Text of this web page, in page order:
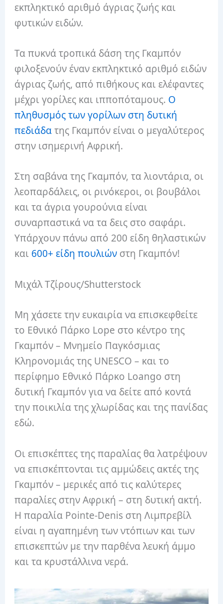
εκπληκτικό αριθμό άγριας ζωής και
φυτικών ειδών.
Τα πυκνά τροπικά δάση της Γκαμπόν
φιλοξενούν έναν εκπληκτικό αριθμό ειδών
άγριας ζωής, από πιθήκους και ελέφαντες
μέχρι γορίλες και ιπποπόταμους. Ο
πληθυσμός των γορίλων στη δυτική
πεδιάδατης Γκαμπόν είναι ο μεγαλύτερος
στην ισημερινή Αφρική.
Στη σαβάνα της Γκαμπόν, τα λιοντάρια, οι
λεοπαρδάλεις, οι ρινόκεροι, οι βουβάλοι
και τα άγρια ​​γουρούνια είναι
συναρπαστικά να τα δεις στο σαφάρι.
Υπάρχουν πάνω από 200 είδη θηλαστικών
και 600+ είδη πουλιών στη Γκαμπόν!
Μιχάλ Τζίρους/Shutterstock
Μη χάσετε την ευκαιρία να επισκεφθείτε
το Εθνικό Πάρκο Lope στο κέντρο της
Γκαμπόν – Μνημείο Παγκόσμιας
Κληρονομιάς της UNESCO – και το
περίφημο Εθνικό Πάρκο Loango στη
δυτική Γκαμπόν για να δείτε από κοντά
την ποικιλία της χλωρίδας και της πανίδας
εδώ.
Οι επισκέπτες της παραλίας θα λατρέψουν
να επισκέπτονται τις αμμώδεις ακτές της
Γκαμπόν – μερικές από τις καλύτερες
παραλίες στην Αφρική – στη δυτική ακτή.
Η παραλία Pointe-Denis στη Λιμπρεβίλ
είναι η αγαπημένη των ντόπιων και των
επισκεπτών με την παρθένα λευκή άμμο
και τα κρυστάλλινα νερά.